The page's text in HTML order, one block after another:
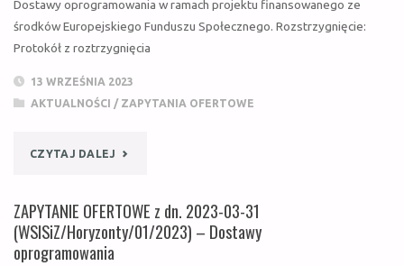
13
(WSISIZ/HORYZONTY/03/2023)
Dostawy oprogramowania w ramach projektu finansowanego ze
środków Europejskiego Funduszu Społecznego. Rozstrzygnięcie:
Protokół z roztrzygnięcia
13 WRZEŚNIA 2023
AKTUALNOŚCI
/ ZAPYTANIA OFERTOWE
CZYTAJ DALEJ "ZAPYTANIE
ZAPYTANIE OFERTOWE z dn. 2023-03-31
(WSISiZ/Horyzonty/01/2023) – Dostawy
oprogramowania